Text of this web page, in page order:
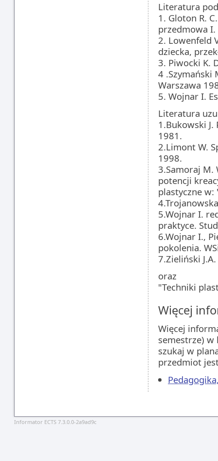
Literatura
1. Gloton R.
przedmowa I.
2. Lowenfeld
dziecka,
3. Piwocki K.
4 .Szymański
Warszawa
5. Wojnar I.
Literatura
1.Bukowski
1981.
2.Limont W.
1998.
3.Samoraj M.
potencji
plastyczne w:
5.Wojnar I.
praktyce.
6.Wojnar I.,
pokolenia.
7.Zieliński
oraz
"Techniki
Więcej
Więcej
semestrze)
szukaj w
przedmiot
Informator ECTS 7.3.0.0-2a9ad9c